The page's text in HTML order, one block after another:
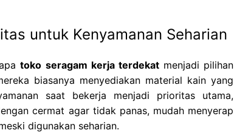
untuk Kenyamanan Seharian
toko seragam kerja terdekatmenjadi pilihan
biasanya menyediakan material kain yang
saat bekerja menjadi prioritas utama,
cermat agar tidak panas, mudah menyerap
digunakan seharian.